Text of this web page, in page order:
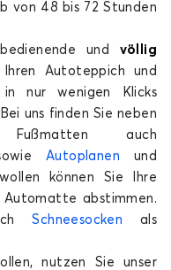
Fußmatten für
von 48 bis 72 Stunden
und völlig
Autoteppich und
nur wenigen Klicks
uns finden Sie neben
Fußmatten auch
Autoplanen und
können Sie Ihre
abstimmen.
Schneesocken als
nutzen Sie unser